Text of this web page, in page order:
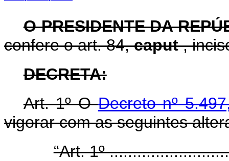
O PRESIDENTE DA
confere o art. 84,caput,
DECRETA:
Art. 1º ODecreto nº
vigorar com as seguintes
“Art. 1º